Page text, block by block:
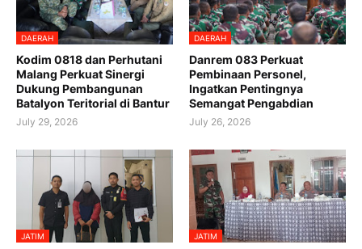
DAERAH
Kodim 0818 dan Perhutani
Malang Perkuat Sinergi
Dukung Pembangunan
Batalyon Teritorial di Bantur
July 29, 2026
DAERAH
Danrem 083 Perkuat
Pembinaan Personel,
Ingatkan Pentingnya
Semangat Pengabdian
July 26, 2026
JATIM JATIM